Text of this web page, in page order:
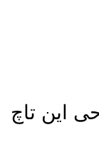
این تاچ